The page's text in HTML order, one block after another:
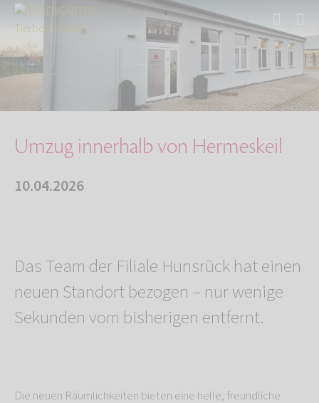
Start Umzug innerhalb von Hermeskeil
Umzug innerhalb von Hermeskeil
10.04.2026
Das Team der Filiale Hunsrück hat einen
neuen Standort bezogen – nur wenige
Sekunden vom bisherigen entfernt.
Die neuen Räumlichkeiten bieten eine helle, freundliche